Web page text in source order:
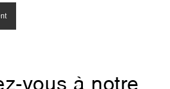
vous à notre